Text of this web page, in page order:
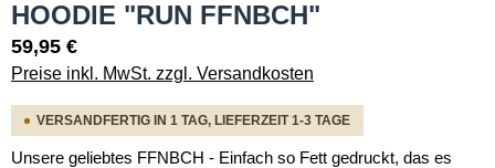
HOODIE "RUN FFNBCH"
59,95 €
Preise inkl. MwSt. zzgl. Versandkosten
VERSANDFERTIG IN 1 TAG, LIEFERZEIT 1-3 TAGE
Unsere geliebtes FFNBCH - Einfach so Fett gedruckt, das es